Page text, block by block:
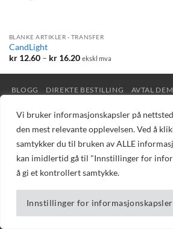
Vi bruker informasjonskapsler på
den mest relevante opplevelsen. Ved å
samtykker du til bruken av ALLE
kan imidlertid gå til "Innstillinger for
å gi et kontrollert samtykke.
Innstillinger for informasjonskapsler
BLANKE ARTIKLER - TRANSFER
CandLight
kr12.60 – kr16.20Prisområde:
til
ekskl mva
BLOGG DIREKTE BESTILLING AVTAL
Copyright 2026 © Vizuell AS - Telefon
mail@vizuell.no